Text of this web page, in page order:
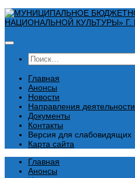
Перейти
к
Найти:
Главная
Анонсы
Новости
Направления деятельности
Документы
Контакты
Версия для слабовидящих
Карта сайта
Главная
Анонсы